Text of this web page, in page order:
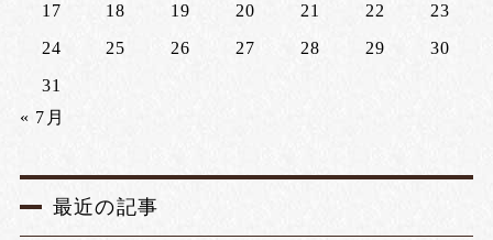
17
18 19 20 21 22
23
24
25 26 27 28 29
30
31
« 7月
最近の記事